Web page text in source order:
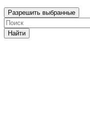
Разрешить выбранные
Найти